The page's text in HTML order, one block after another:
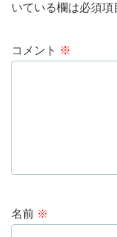
いている欄は必須項
コメント ※
名前 ※